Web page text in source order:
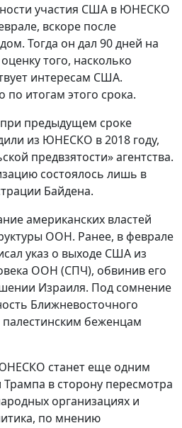
участия США в ЮНЕСКО
вскоре после
Тогда он дал 90 дней на
того, насколько
интересам США.
итогам этого срока.
предыдущем сроке
из ЮНЕСКО в 2018 году,
предвзятости» агентства.
состоялось лишь в
Байдена.
американских властей
ООН. Ранее, в феврале
указ о выходе США из
ООН (СПЧ), обвинив его
Израиля. Под сомнение
Ближневосточного
беженцам
станет еще одним
в сторону пересмотра
организациях и
по мнению